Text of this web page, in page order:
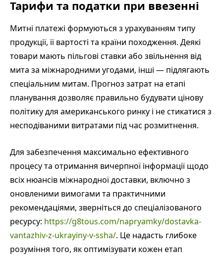
Тарифи та податки при ввезенні
Митні платежі формуються з урахуванням типу
продукції, її вартості та країни походження. Деякі
товари мають пільгові ставки або звільнення від
мита за міжнародними угодами, інші — підлягають
спеціальним митам. Прогноз затрат на етапі
планування дозволяє правильно будувати цінову
політику для американського ринку і не стикатися з
несподіваними витратами під час розмитнення.
Для забезпечення максимально ефективного
процесу та отримання вичерпної інформації щодо
всіх нюансів міжнародної доставки, включно з
оновленими вимогами та практичними
рекомендаціями, зверніться до спеціалізованого
ресурсу: https://g8tous.com/napryamky/dostavka-
vantazhiv-z-ukrayiny-v-ssha/. Це надасть глибоке
розуміння того, як оптимізувати кожен етап